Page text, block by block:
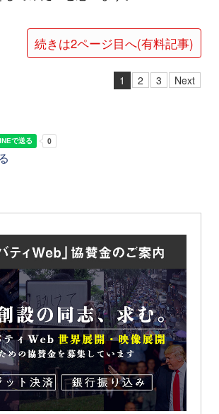
続きは2ページ目へ(有料記事)
1 2 3 Next